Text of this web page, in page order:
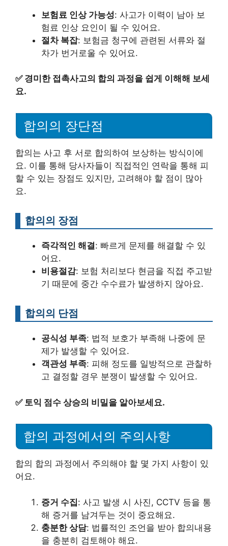
보험료 인상 가능성: 사고가 이력이 남아 보
험료 인상 요인이 될 수 있어요.
절차 복잡: 보험금 청구에 관련된 서류와 절
차가 번거로울 수 있어요.
✅ 경미한 접촉사고의 합의 과정을 쉽게 이해해 보세
요.
합의의 장단점
합의는 사고 후 서로 합의하여 보상하는 방식이에
요. 이를 통해 당사자들이 직접적인 연락을 통해 피
할 수 있는 장점도 있지만, 고려해야 할 점이 많아
요.
합의의 장점
즉각적인 해결: 빠르게 문제를 해결할 수 있
어요.
비용절감: 보험 처리보다 현금을 직접 주고받
기 때문에 중간 수수료가 발생하지 않아요.
합의의 단점
공식성 부족: 법적 보호가 부족해 나중에 문
제가 발생할 수 있어요.
객관성 부족: 피해 정도를 일방적으로 관찰하
고 결정할 경우 분쟁이 발생할 수 있어요.
✅ 토익 점수 상승의 비밀을 알아보세요.
합의 과정에서의 주의사항
합의 합의 과정에서 주의해야 할 몇 가지 사항이 있
어요.
증거 수집: 사고 발생 시 사진, CCTV 등을 통
해 증거를 남겨두는 것이 중요해요.
충분한 상담: 법률적인 조언을 받아 합의내용
을 충분히 검토해야 해요.